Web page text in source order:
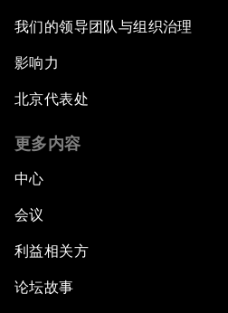
我们的领导团队与组织治理
影响力
北京代表处
更多内容
中心
会议
利益相关方
论坛故事